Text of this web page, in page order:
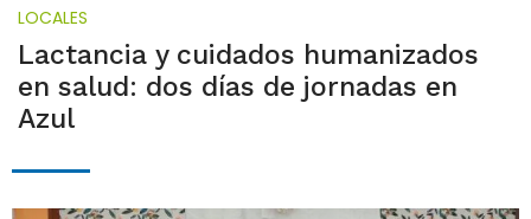
LOCALES
Lactancia y cuidados humanizados
en salud: dos días de jornadas en
Azul